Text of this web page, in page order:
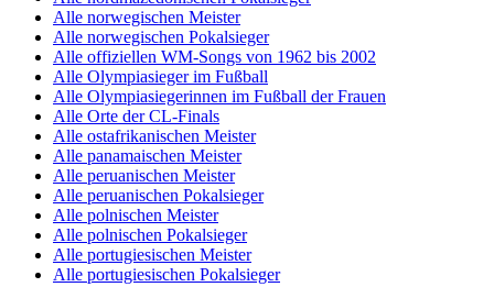
Alle norwegischen Meister
Alle norwegischen Pokalsieger
Alle offiziellen WM-Songs von 1962 bis 2002
Alle Olympiasieger im Fußball
Alle Olympiasiegerinnen im Fußball der Frauen
Alle Orte der CL-Finals
Alle ostafrikanischen Meister
Alle panamaischen Meister
Alle peruanischen Meister
Alle peruanischen Pokalsieger
Alle polnischen Meister
Alle polnischen Pokalsieger
Alle portugiesischen Meister
Alle portugiesischen Pokalsieger